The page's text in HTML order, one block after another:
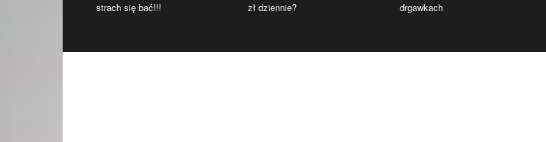
strach się bać!!!
zł dziennie?
drgawkach